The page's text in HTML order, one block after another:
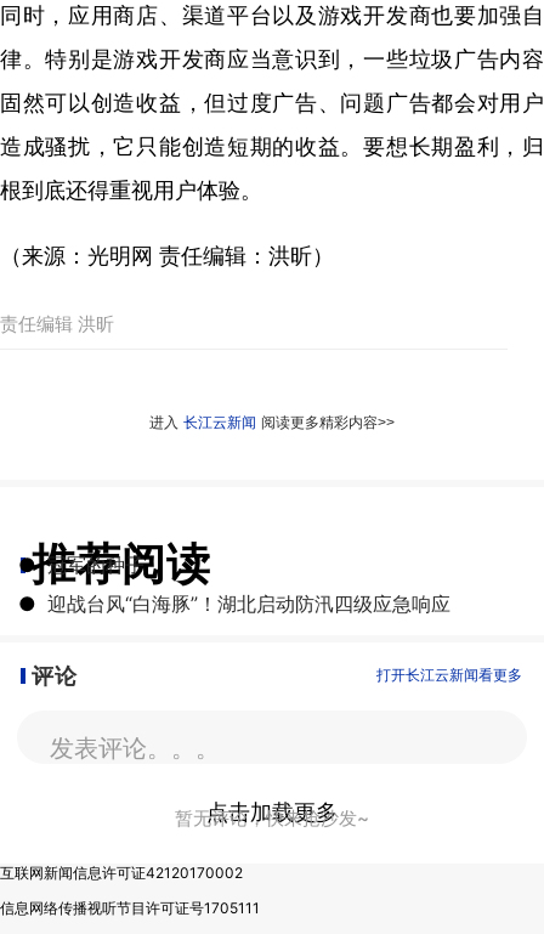
同时，应用商店、渠道平台以及游戏开发商也要加强自
律。特别是游戏开发商应当意识到，一些垃圾广告内容
固然可以创造收益，但过度广告、问题广告都会对用户
造成骚扰，它只能创造短期的收益。要想长期盈利，归
根到底还得重视用户体验。
（来源：光明网 责任编辑：洪昕）
责任编辑 洪昕
进入 长江云新闻 阅读更多精彩内容>>
推荐阅读
● 冠军的种子
● 迎战台风“白海豚”！湖北启动防汛四级应急响应
评论 打开长江云新闻看更多
发表评论。。。
暂无评论，快来抢沙发~
点击加载更多
互联网新闻信息许可证42120170002
信息网络传播视听节目许可证号1705111